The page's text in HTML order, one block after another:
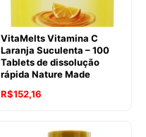
VitaMelts Vitamina C
Laranja Suculenta – 100
Tablets de dissolução
rápida Nature Made
R$152,16